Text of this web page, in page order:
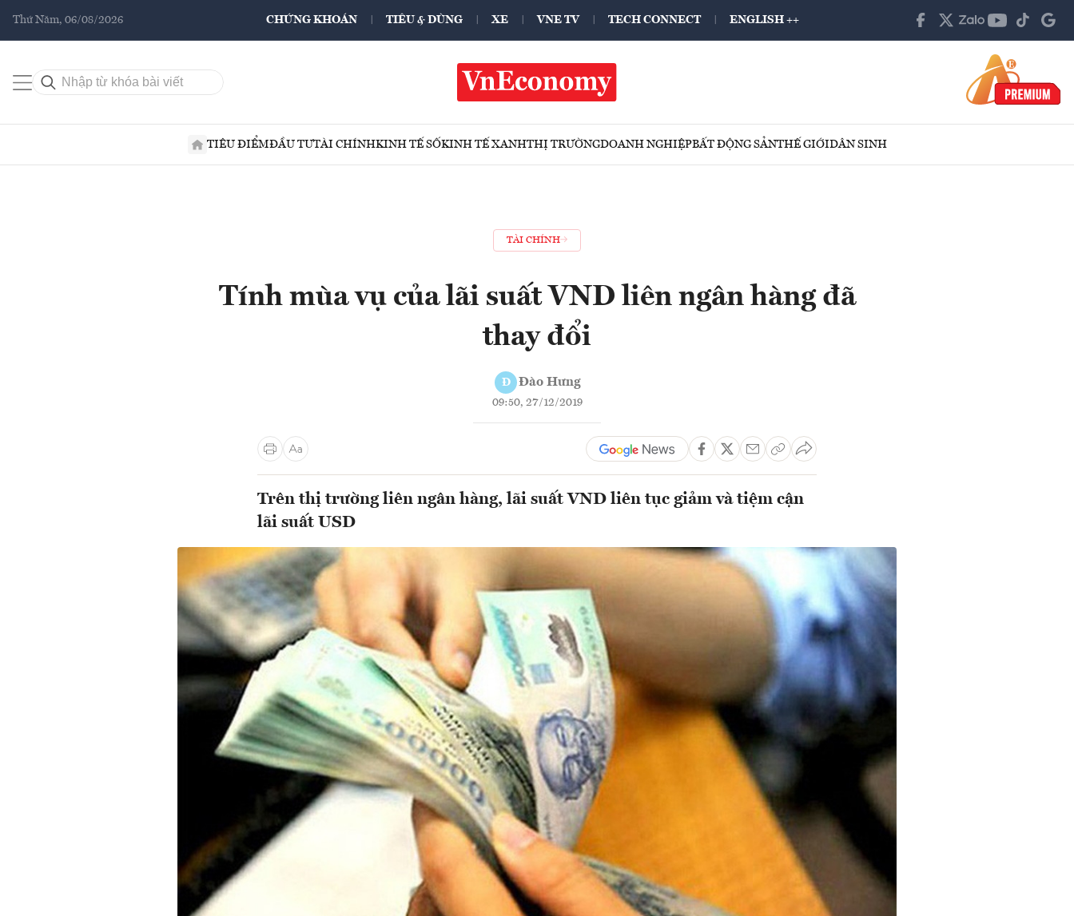
Thứ Năm, 06/08/2026 CHỨNG KHOÁN TIÊU & DÙNG XE VNE TV TECH CONNECT ENGLISH ++
TIÊU ĐIỂMĐẦU TƯTÀI CHÍNHKINH TẾ SỐKINH TẾ XANHTHỊ TRƯỜNGDOANH NGHIỆPBẤT ĐỘNG SẢNTHẾ GIỚIDÂN SINH
TÀI CHÍNH
Tính mùa vụ của lãi suất VND liên ngân hàng đã
thay đổi
Đ Đào Hưng
09:50, 27/12/2019
Trên thị trường liên ngân hàng, lãi suất VND liên tục giảm và tiệm cận
lãi suất USD